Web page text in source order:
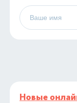
Новые